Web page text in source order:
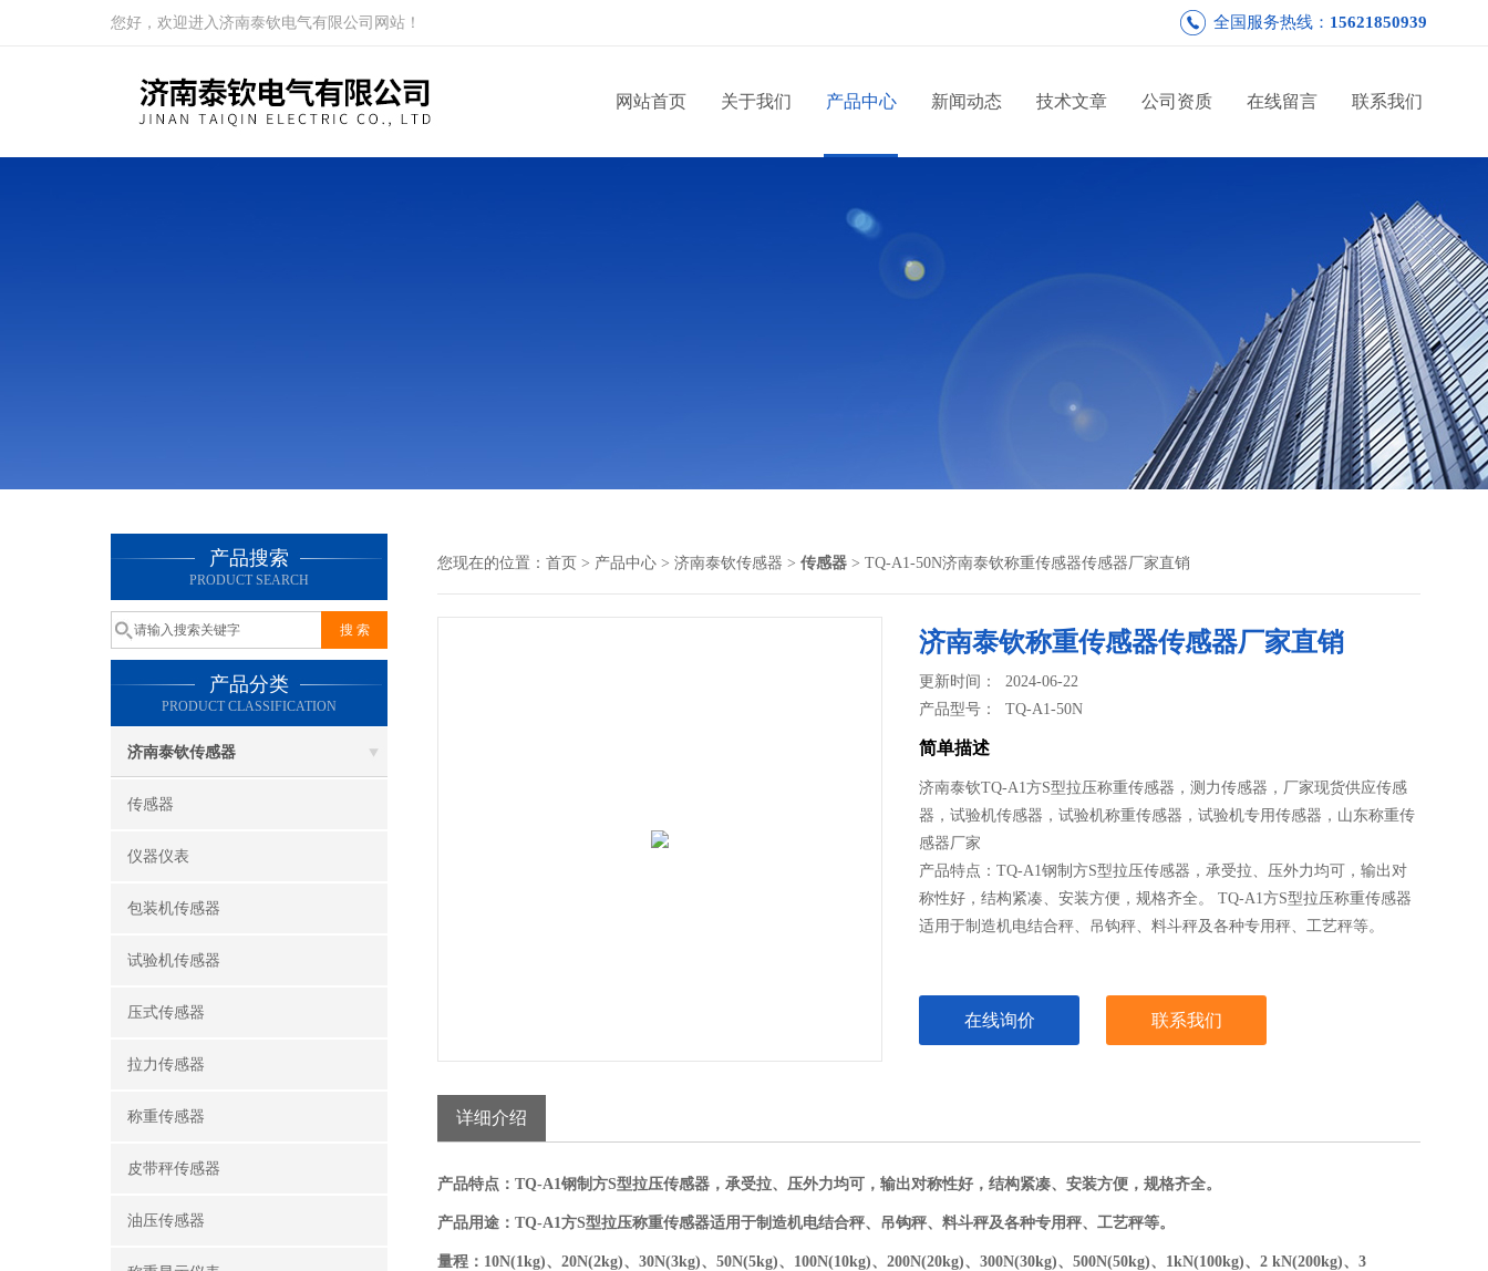
您好，欢迎进入济南泰钦电气有限公司网站！ 全国服务热线： 15621850939
网站首页 关于我们 产品中心 新闻动态 技术文章 公司资质 在线留言 联系我们
产品搜索
PRODUCT SEARCH
产品分类
PRODUCT CLASSIFICATION
济南泰钦传感器
传感器
仪器仪表
包装机传感器
试验机传感器
压式传感器
拉力传感器
称重传感器
皮带秤传感器
油压传感器
您现在的位置： 首页 > 产品中心 > 济南泰钦传感器 > 传感器 > TQ-A1-50N济南泰钦称重传感器传感器厂家直销
济南泰钦称重传感器传感器厂家直销
更新时间： 2024-06-22
产品型号：TQ-A1-50N
简单描述
济南泰钦TQ-A1方S型拉压称重传感器，测力传感器，厂家现货供应传感
器，试验机传感器，试验机称重传感器，试验机专用传感器，山东称重传
感器厂家
产品特点：TQ-A1钢制方S型拉压传感器，承受拉、压外力均可，输出对
称性好，结构紧凑、安装方便，规格齐全。 TQ-A1方S型拉压称重传感器
适用于制造机电结合秤、吊钩秤、料斗秤及各种专用秤、工艺秤等。
在线询价 联系我们
详细介绍
产品特点：TQ-A1钢制方S型拉压传感器，承受拉、压外力均可，输出对称性好，结构紧凑、安装方便，规格齐全。
产品用途： TQ-A1方S型拉压称重传感器适用于制造机电结合秤、吊钩秤、料斗秤及各种专用秤、工艺秤等。
量程： 10N(1kg)、20N(2kg)、30N(3kg)、50N(5kg)、100N(10kg)、200N(20kg)、300N(30kg)、500N(50kg)、1kN(100kg)、2 kN(200kg)、3